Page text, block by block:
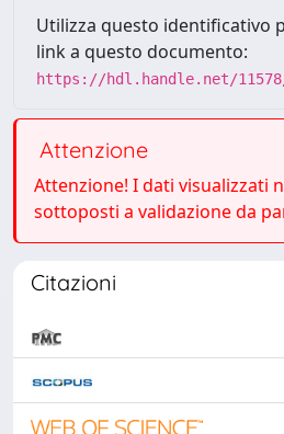
Utilizza questo identificativo
link a questo documento:
https://hdl.handle.net/
Attenzione
Attenzione! I dati visualizzati
sottoposti a validazione da
Citazioni